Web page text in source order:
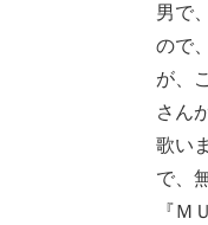
男で
ので
が、
さん
歌い
で、
『Ｍ